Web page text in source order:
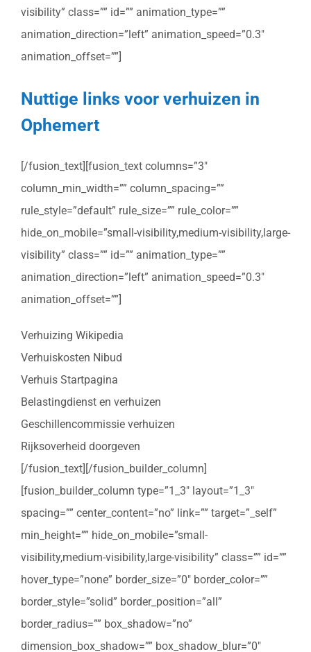
visibility” class=”” id=”” animation_type=””
animation_direction=”left” animation_speed=”0.3″
animation_offset=””]
Nuttige links voor verhuizen in
Ophemert
[/fusion_text][fusion_text columns=”3″
column_min_width=”” column_spacing=””
rule_style=”default” rule_size=”” rule_color=””
hide_on_mobile=”small-visibility,medium-visibility,large-
visibility” class=”” id=”” animation_type=””
animation_direction=”left” animation_speed=”0.3″
animation_offset=””]
Verhuizing Wikipedia
Verhuiskosten Nibud
Verhuis Startpagina
Belastingdienst en verhuizen
Geschillencommissie verhuizen
Rijksoverheid doorgeven
[/fusion_text][/fusion_builder_column]
[fusion_builder_column type=”1_3″ layout=”1_3″
spacing=”” center_content=”no” link=”” target=”_self”
min_height=”” hide_on_mobile=”small-
visibility,medium-visibility,large-visibility” class=”” id=””
hover_type=”none” border_size=”0″ border_color=””
border_style=”solid” border_position=”all”
border_radius=”” box_shadow=”no”
dimension_box_shadow=”” box_shadow_blur=”0″